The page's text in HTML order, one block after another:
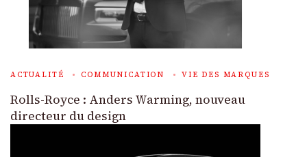
ACTUALITÉ COMMUNICATION VIE DES MARQUES
Rolls-Royce : Anders Warming, nouveau
directeur du design